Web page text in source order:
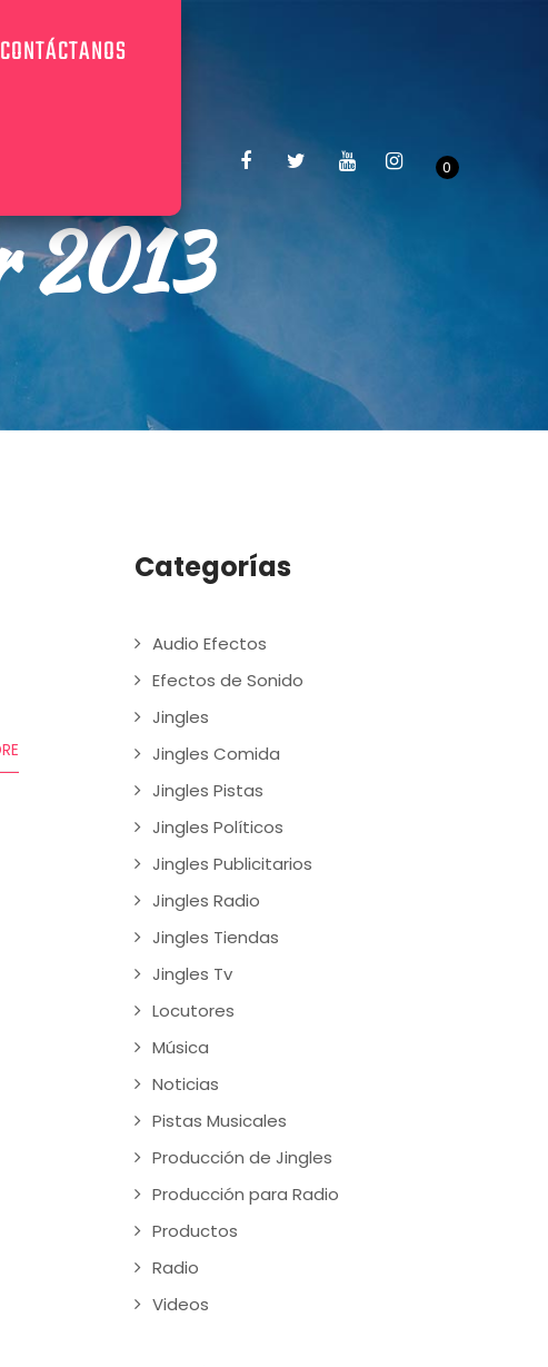
CONTÁCTANOS
0
2013
Categorías
Audio Efectos
Efectos de Sonido
Jingles
Jingles Comida
Jingles Pistas
Jingles Políticos
Jingles Publicitarios
Jingles Radio
Jingles Tiendas
Jingles Tv
Locutores
Música
Noticias
Pistas Musicales
Producción de Jingles
Producción para Radio
Productos
Radio
Videos